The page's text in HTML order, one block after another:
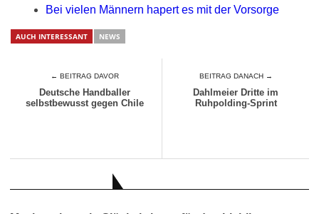
Bei vielen Männern hapert es mit der Vorsorge
AUCH INTERESSANT NEWS
← BEITRAG DAVOR
Deutsche Handballer
selbstbewusst gegen Chile
BEITRAG DANACH →
Dahlmeier Dritte im
Ruhpolding-Sprint